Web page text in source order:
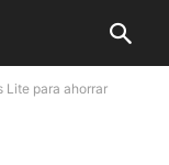
Lite para ahorrar